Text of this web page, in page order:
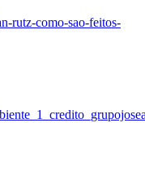
rutz-como-sao-feitos-